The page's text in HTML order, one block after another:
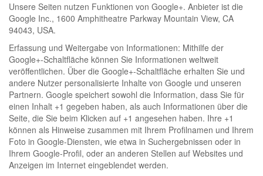
Unsere Seiten nutzen Funktionen von Google+. Anbieter ist die
Google Inc., 1600 Amphitheatre Parkway Mountain View, CA
94043, USA.
Erfassung und Weitergabe von Informationen: Mithilfe der
Google+-Schaltfläche können Sie Informationen weltweit
veröffentlichen. Über die Google+-Schaltfläche erhalten Sie und
andere Nutzer personalisierte Inhalte von Google und unseren
Partnern. Google speichert sowohl die Information, dass Sie für
einen Inhalt +1 gegeben haben, als auch Informationen über die
Seite, die Sie beim Klicken auf +1 angesehen haben. Ihre +1
können als Hinweise zusammen mit Ihrem Profilnamen und Ihrem
Foto in Google-Diensten, wie etwa in Suchergebnissen oder in
Ihrem Google-Profil, oder an anderen Stellen auf Websites und
Anzeigen im Internet eingeblendet werden.